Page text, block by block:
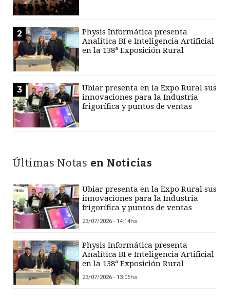
2
Physis Informática presenta
Analítica BI e Inteligencia Artificial
en la 138ª Exposición Rural
3
Ubiar presenta en la Expo Rural sus
innovaciones para la Industria
frigorífica y puntos de ventas
Últimas Notas en Noticias
Ubiar presenta en la Expo Rural sus
innovaciones para la Industria
frigorífica y puntos de ventas
23/07/2026 - 14:14hs.
Physis Informática presenta
Analítica BI e Inteligencia Artificial
en la 138ª Exposición Rural
23/07/2026 - 13:05hs.